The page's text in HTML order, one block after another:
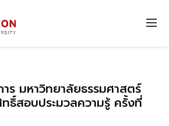
าร มหาวิทยาลัยธรรมศาสตร์
ธิ์สอบประมวลความรู้ ครั้งที่